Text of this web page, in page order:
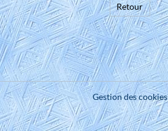
Retour
Gestion des cookies